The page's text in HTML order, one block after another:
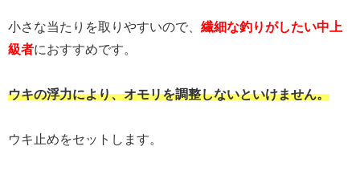
小さな当たりを取りやすいので、 繊細な釣りがしたい中上
級者におすすめです。
ウキの浮力により、オモリを調整しないといけません。
ウキ止めをセットします。